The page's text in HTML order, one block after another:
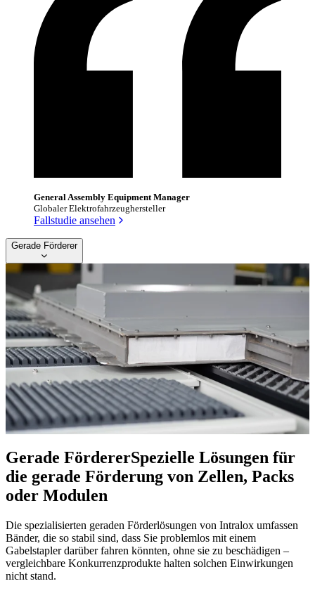
General Assembly Equipment Manager
Globaler Elektrofahrzeughersteller
Fallstudie ansehen
Gerade Förderer
Gerade FördererSpezielle Lösungen für
die gerade Förderung von Zellen, Packs
oder Modulen
Die spezialisierten geraden Förderlösungen von Intralox umfassen
Bänder, die so stabil sind, dass Sie problemlos mit einem
Gabelstapler darüber fahren könnten, ohne sie zu beschädigen –
vergleichbare Konkurrenzprodukte halten solchen Einwirkungen
nicht stand.